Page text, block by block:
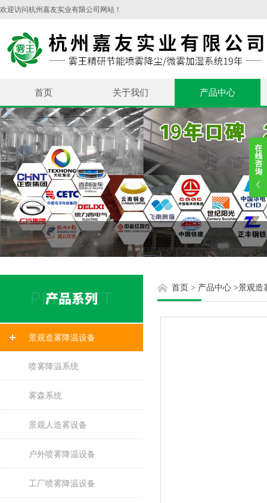
欢迎访问杭州嘉友实业有限公司网站！
首页 关于我们 产品中心
景观造雾降温设备
喷雾降温系统
雾森系统
景观人造雾设备
户外喷雾降温设备
工厂喷雾降温设备
首页 > 产品中心 >景观造